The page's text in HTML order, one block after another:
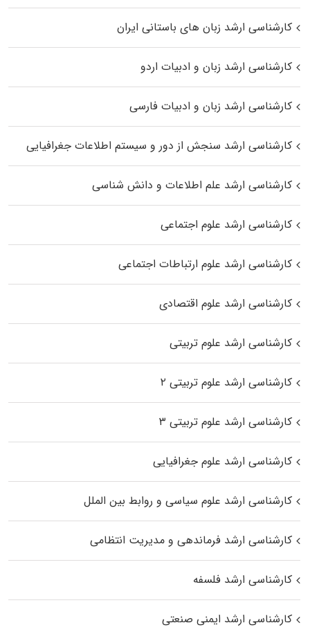
کارشناسی ارشد زبان‌ های باستانی ایران
کارشناسی ارشد زبان و ادبیات اردو
کارشناسی ارشد زبان و ادبیات فارسی
کارشناسی ارشد سنجش از دور و سیستم اطلاعات جغرافیایی
کارشناسی ارشد علم اطلاعات و دانش شناسی
کارشناسی ارشد علوم اجتماعی
کارشناسی ارشد علوم ارتباطات اجتماعی
کارشناسی ارشد علوم اقتصادی
کارشناسی ارشد علوم تربیتی
کارشناسی ارشد علوم تربیتی ۲
کارشناسی ارشد علوم تربیتی ۳
کارشناسی ارشد علوم جغرافیایی
کارشناسی ارشد علوم سیاسی و روابط بین الملل
کارشناسی ارشد فرماندهی و مدیریت انتظامی
کارشناسی ارشد فلسفه
کارشناسی ارشد ایمنی صنعتی